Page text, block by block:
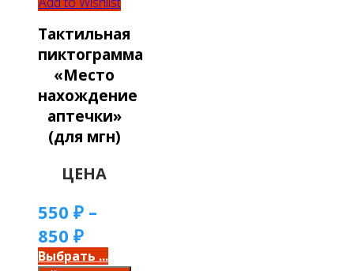
Тактильная
пиктограмма
«Место
нахождение
аптечки»
(для мгн)
ЦЕНА
550 ₽ –
850 ₽
Выбрать ...